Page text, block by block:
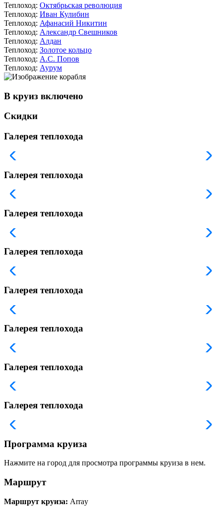
Теплоход: Октябрьская революция
Теплоход: Иван Кулибин
Теплоход: Афанасий Никитин
Теплоход: Александр Свешников
Теплоход: Алдан
Теплоход: Золотое кольцо
Теплоход: А.С. Попов
Теплоход: Аурум
В круиз включено
Скидки
Галерея теплохода
Галерея теплохода
Галерея теплохода
Галерея теплохода
Галерея теплохода
Галерея теплохода
Галерея теплохода
Галерея теплохода
Программа круиза
Нажмите на город для просмотра программы круиза в нем.
Маршрут
Маршрут круиза: Array